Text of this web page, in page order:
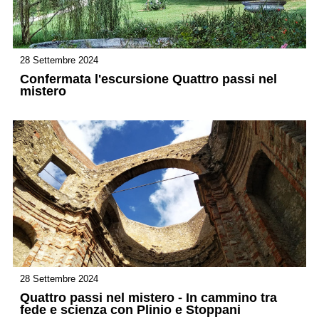
28 Settembre 2024
Confermata l'escursione Quattro passi nel
mistero
28 Settembre 2024
Quattro passi nel mistero - In cammino tra
fede e scienza con Plinio e Stoppani